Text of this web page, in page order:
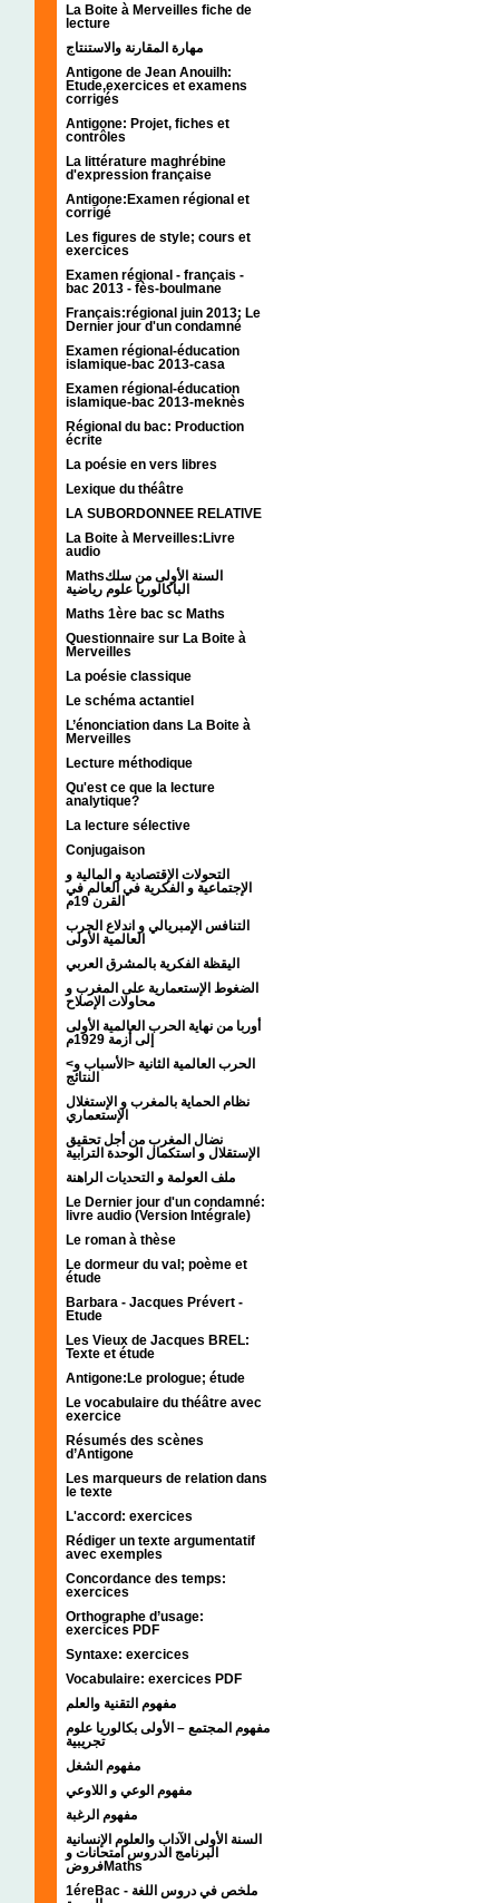
La Boite à Merveilles fiche de
lecture
مهارة المقارنة والاستنتاج
Antigone de Jean Anouilh:
Etude,exercices et examens
corrigés
Antigone: Projet, fiches et
contrôles
La littérature maghrébine
d'expression française
Antigone:Examen régional et
corrigé
Les figures de style; cours et
exercices
Examen régional - français -
bac 2013 - fès-boulmane
Français:régional juin 2013; Le
Dernier jour d'un condamné
Examen régional-éducation
islamique-bac 2013-casa
Examen régional-éducation
islamique-bac 2013-meknès
Régional du bac: Production
écrite
La poésie en vers libres
Lexique du théâtre
LA SUBORDONNEE RELATIVE
La Boite à Merveilles:Livre
audio
Mathsالسنة الأولى من سلك
الباكالوريا علوم رياضية
Maths 1ère bac sc Maths
Questionnaire sur La Boite à
Merveilles
La poésie classique
Le schéma actantiel
L’énonciation dans La Boite à
Merveilles
Lecture méthodique
Qu'est ce que la lecture
analytique?
La lecture sélective
Conjugaison
التحولات الإقتصادية و المالية و
الإجتماعية و الفكرية في العالم في
القرن 19م
التنافس الإمبريالي و اندلاع الحرب
العالمية الأولى
اليقظة الفكرية بالمشرق العربي
الضغوط الإستعمارية على المغرب و
محاولات الإصلاح
أوربا من نهاية الحرب العالمية الأولى
إلى أزمة 1929م
<الحرب العالمية الثانية <الأسباب و
النتائج
نظام الحماية بالمغرب و الإستغلال
الإستعماري
نضال المغرب من أجل تحقيق
الإستقلال و استكمال الوحدة الترابية
ملف العولمة و التحديات الراهنة
Le Dernier jour d'un condamné:
livre audio (Version Intégrale)
Le roman à thèse
Le dormeur du val; poème et
étude
Barbara - Jacques Prévert -
Etude
Les Vieux de Jacques BREL:
Texte et étude
Antigone:Le prologue; étude
Le vocabulaire du théâtre avec
exercice
Résumés des scènes
d’Antigone
Les marqueurs de relation dans
le texte
L'accord: exercices
Rédiger un texte argumentatif
avec exemples
Concordance des temps:
exercices
Orthographe d’usage:
exercices PDF
Syntaxe: exercices
Vocabulaire: exercices PDF
مفهوم التقنية والعلم
مفهوم المجتمع – الأولى بكالوريا علوم
تجريبية
مفهوم الشغل
مفهوم الوعي و اللاوعي
مفهوم الرغبة
السنة الأولى الآداب والعلوم الإنسانية
البرنامج الدروس امتحانات و
فروضMaths
1éreBac - ملخص في دروس اللغة